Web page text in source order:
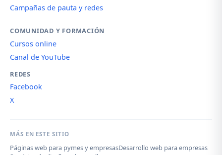
Campañas de pauta y redes
COMUNIDAD Y FORMACIÓN
Cursos online
Canal de YouTube
REDES
Facebook
X
MÁS EN ESTE SITIO
Páginas web para pymes y empresasDesarrollo web para empresas